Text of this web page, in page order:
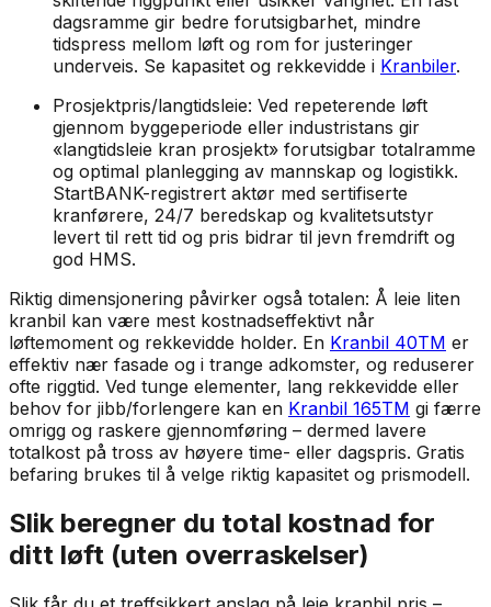
dagsramme gir bedre forutsigbarhet, mindre
tidspress mellom løft og rom for justeringer
underveis. Se kapasitet og rekkevidde i Kranbiler.
Prosjektpris/langtidsleie: Ved repeterende løft
gjennom byggeperiode eller industristans gir
«langtidsleie kran prosjekt» forutsigbar totalramme
og optimal planlegging av mannskap og logistikk.
StartBANK-registrert aktør med sertifiserte
kranførere, 24/7 beredskap og kvalitetsutstyr
levert til rett tid og pris bidrar til jevn fremdrift og
god HMS.
Riktig dimensjonering påvirker også totalen: Å leie liten
kranbil kan være mest kostnadseffektivt når
løftemoment og rekkevidde holder. En Kranbil 40TM er
effektiv nær fasade og i trange adkomster, og reduserer
ofte riggtid. Ved tunge elementer, lang rekkevidde eller
behov for jibb/forlengere kan en Kranbil 165TM gi færre
omrigg og raskere gjennomføring – dermed lavere
totalkost på tross av høyere time- eller dagspris. Gratis
befaring brukes til å velge riktig kapasitet og prismodell.
Slik beregner du total kostnad for
ditt løft (uten overraskelser)